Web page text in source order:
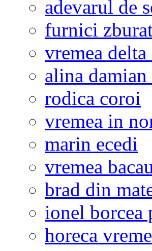
adevarul de
furnici
vremea
alina
rodica coroi
vremea in
marin ecedi
vremea
brad din
ionel borcea
horeca